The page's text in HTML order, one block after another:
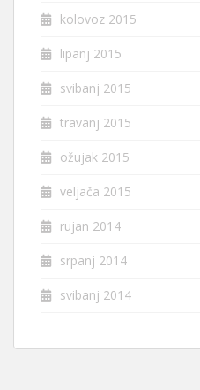
kolovoz 2015
lipanj 2015
svibanj 2015
travanj 2015
ožujak 2015
veljača 2015
rujan 2014
srpanj 2014
svibanj 2014